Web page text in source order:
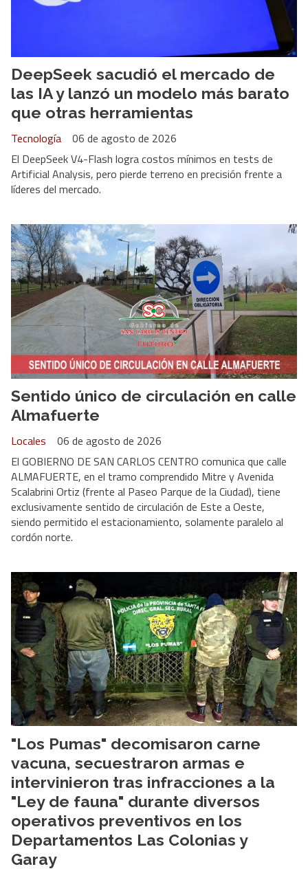
DeepSeek sacudió el mercado de
las IA y lanzó un modelo más barato
que otras herramientas
Tecnología
06 de agosto de 2026
El DeepSeek V4-Flash logra costos mínimos en tests de
Artificial Analysis, pero pierde terreno en precisión frente a
líderes del mercado.
Sentido único de circulación en calle
Almafuerte
Locales
06 de agosto de 2026
El GOBIERNO DE SAN CARLOS CENTRO comunica que calle
ALMAFUERTE, en el tramo comprendido Mitre y Avenida
Scalabrini Ortiz (frente al Paseo Parque de la Ciudad), tiene
exclusivamente sentido de circulación de Este a Oeste,
siendo permitido el estacionamiento, solamente paralelo al
cordón norte.
"Los Pumas" decomisaron carne
vacuna, secuestraron armas e
intervinieron tras infracciones a la
"Ley de fauna" durante diversos
operativos preventivos en los
Departamentos Las Colonias y
Garay